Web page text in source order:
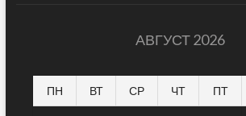
АВГУСТ 2026
ПН ВТ СР ЧТ ПТ